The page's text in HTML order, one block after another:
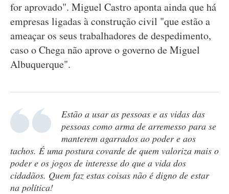
for aprovado". Miguel Castro aponta ainda que há
empresas ligadas à construção civil "que estão a
ameaçar os seus trabalhadores de despedimento,
caso o Chega não aprove o governo de Miguel
Albuquerque".
Estão a usar as pessoas e as vidas das
pessoas como arma de arremesso para se
manterem agarrados ao poder e aos
tachos. É uma postura covarde de quem valoriza mais o
poder e os jogos de interesse do que a vida dos
cidadãos. Quem faz estas coisas não é digno de estar
na política!